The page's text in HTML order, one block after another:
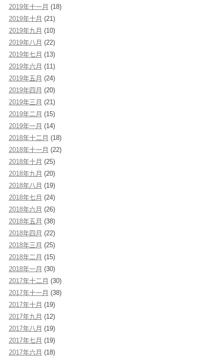
2019年十一月 (18)
2019年十月 (21)
2019年九月 (10)
2019年八月 (22)
2019年七月 (13)
2019年六月 (11)
2019年五月 (24)
2019年四月 (20)
2019年三月 (21)
2019年二月 (15)
2019年一月 (14)
2018年十二月 (18)
2018年十一月 (22)
2018年十月 (25)
2018年九月 (20)
2018年八月 (19)
2018年七月 (24)
2018年六月 (26)
2018年五月 (38)
2018年四月 (22)
2018年三月 (25)
2018年二月 (15)
2018年一月 (30)
2017年十二月 (30)
2017年十一月 (38)
2017年十月 (19)
2017年九月 (12)
2017年八月 (19)
2017年七月 (19)
2017年六月 (18)